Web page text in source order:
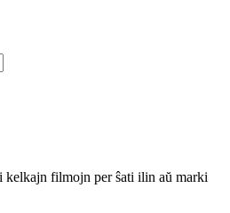
filmojn per ŝati ilin aŭ marki